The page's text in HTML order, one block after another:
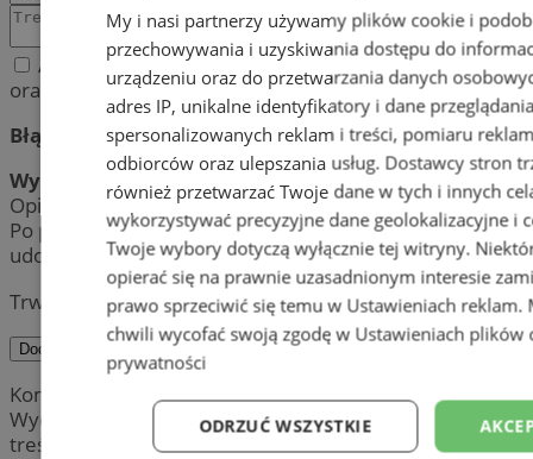
Akceptuję regulamin zamieszczania komentarzy
oraz politykę prywatności.
Błąd:
Wynik:
Opinia została pomyślnie dodana.
Po przeprowadzeniu weryfikacji, jej treść zostanie
udostępniona publicznie.
Trwa wysyłanie komentarza ...
Dodaj komentarz
Komentarze są prywatnymi opiniami użytkowników.
Wydawca portalu nie ponosi odpowiedzialności za
treść.
My i nasi partnerzy używamy plików cookie i
przechowywania i uzyskiwania dostępu do
urządzeniu oraz do przetwarzania danych
adres IP, unikalne identyfikatory i dane
spersonalizowanych reklam i treści, pomiaru
odbiorców oraz ulepszania usług. Dostawcy stron
również przetwarzać Twoje dane w tych i innych
wykorzystywać precyzyjne dane geolokalizacyjne i
Twoje wybory dotyczą wyłącznie tej witryny.
opierać się na prawnie uzasadnionym interesie
prawo sprzeciwić się temu w Ustawieniach reklam.
chwili wycofać swoją zgodę w Ustawieniach plików
prywatności
ODRZUĆ WSZYSTKIE